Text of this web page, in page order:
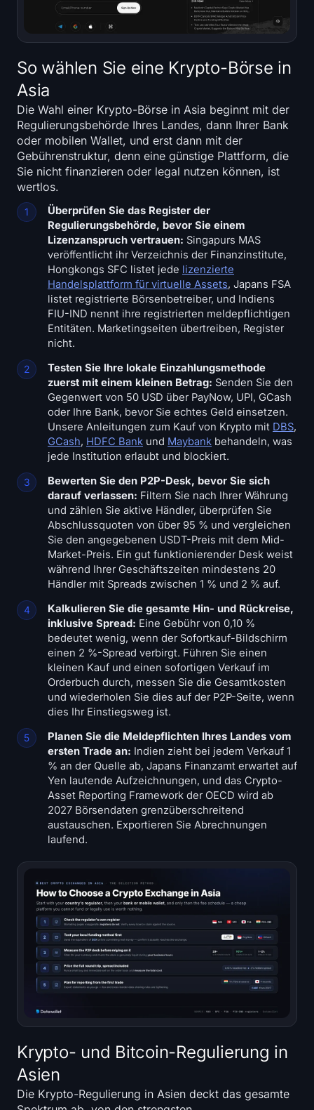
So wählen Sie eine Krypto-Börse in
Asia
Die Wahl einer Krypto-Börse in Asia beginnt mit der
Regulierungsbehörde Ihres Landes, dann Ihrer Bank
oder mobilen Wallet, und erst dann mit der
Gebührenstruktur, denn eine günstige Plattform, die
Sie nicht finanzieren oder legal nutzen können, ist
wertlos.
Überprüfen Sie das Register der
Regulierungsbehörde, bevor Sie einem
Lizenzanspruch vertrauen: Singapurs MAS
veröffentlicht ihr Verzeichnis der Finanzinstitute,
Hongkongs SFC listet jede lizenzierte
Handelsplattform für virtuelle Assets, Japans FSA
listet registrierte Börsenbetreiber, und Indiens
FIU-IND nennt ihre registrierten meldepflichtigen
Entitäten. Marketingseiten übertreiben, Register
nicht.
Testen Sie Ihre lokale Einzahlungsmethode
zuerst mit einem kleinen Betrag: Senden Sie den
Gegenwert von 50 USD über PayNow, UPI, GCash
oder Ihre Bank, bevor Sie echtes Geld einsetzen.
Unsere Anleitungen zum Kauf von Krypto mit DBS,
GCash, HDFC Bank und Maybank behandeln, was
jede Institution erlaubt und blockiert.
Bewerten Sie den P2P-Desk, bevor Sie sich
darauf verlassen: Filtern Sie nach Ihrer Währung
und zählen Sie aktive Händler, überprüfen Sie
Abschlussquoten von über 95 % und vergleichen
Sie den angegebenen USDT-Preis mit dem Mid-
Market-Preis. Ein gut funktionierender Desk weist
während Ihrer Geschäftszeiten mindestens 20
Händler mit Spreads zwischen 1 % und 2 % auf.
Kalkulieren Sie die gesamte Hin- und Rückreise,
inklusive Spread: Eine Gebühr von 0,10 %
bedeutet wenig, wenn der Sofortkauf-Bildschirm
einen 2 %-Spread verbirgt. Führen Sie einen
kleinen Kauf und einen sofortigen Verkauf im
Orderbuch durch, messen Sie die Gesamtkosten
und wiederholen Sie dies auf der P2P-Seite, wenn
dies Ihr Einstiegsweg ist.
Planen Sie die Meldepflichten Ihres Landes vom
ersten Trade an: Indien zieht bei jedem Verkauf 1
% an der Quelle ab, Japans Finanzamt erwartet auf
Yen lautende Aufzeichnungen, und das Crypto-
Asset Reporting Framework der OECD wird ab
2027 Börsendaten grenzüberschreitend
austauschen. Exportieren Sie Abrechnungen
laufend.
Krypto- und Bitcoin-Regulierung in
Asien
Die Krypto-Regulierung in Asien deckt das gesamte